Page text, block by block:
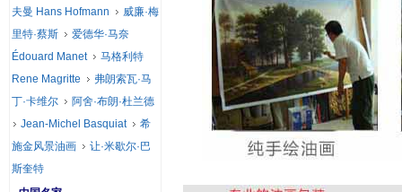
夫曼 Hans Hofmann
威廉·梅
里特·蔡斯
爱德华·马奈
Édouard Manet
马格利特
Rene Magritte
弗朗索瓦·马
丁·卡维尔
阿舍·布朗·杜兰德
Jean-Michel Basquiat
希
施金风景油画
让·米歇尔·巴
斯奎特